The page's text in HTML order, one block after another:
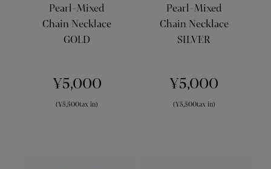
Pearl-Mixed
Chain Necklace
GOLD
¥5,000
(¥5,500tax in)
Pearl-Mixed
Chain Necklace
SILVER
¥5,000
(¥5,500tax in)